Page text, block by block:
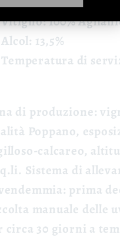
Vitigno: 100%
Alcol: 13,5%
Temperatura di
di produzione:
Poppano,
calcareo,
Sistema di
: prima
manuale delle
circa 30 giorni a